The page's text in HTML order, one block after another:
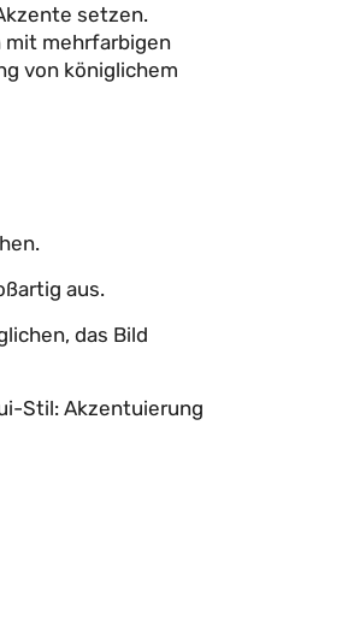
setzen.
mit mehrfarbigen
von königlichem
aus.
das Bild
Stil: Akzentuierung